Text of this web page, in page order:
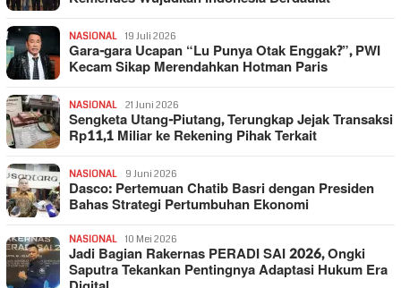
NASIONAL 19 Juli 2026
Gara-gara Ucapan “Lu Punya Otak Enggak?”, PWI
Kecam Sikap Merendahkan Hotman Paris
NASIONAL 21 Juni 2026
Sengketa Utang-Piutang, Terungkap Jejak Transaksi
Rp11,1 Miliar ke Rekening Pihak Terkait
NASIONAL 9 Juni 2026
Dasco: Pertemuan Chatib Basri dengan Presiden
Bahas Strategi Pertumbuhan Ekonomi
NASIONAL 10 Mei 2026
Jadi Bagian Rakernas PERADI SAI 2026, Ongki
Saputra Tekankan Pentingnya Adaptasi Hukum Era